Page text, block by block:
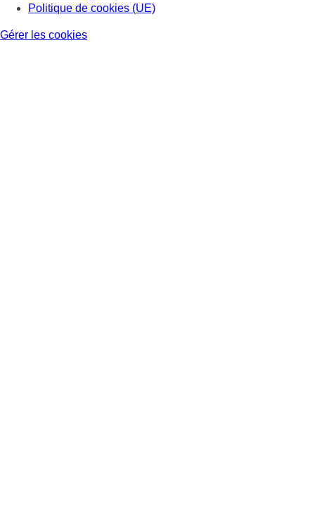
Politique de cookies (UE)
Gérer les cookies